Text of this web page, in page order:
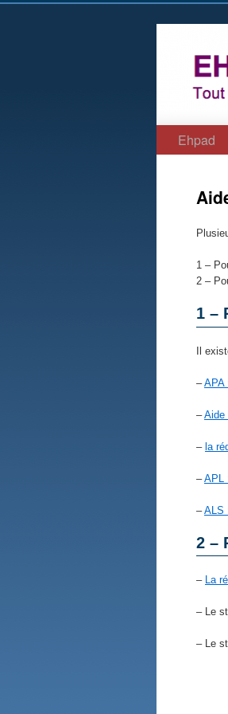
Ehpad
1 –
2 –
1 –
Il
–APA
–Aide
– la
–APL
–ALS
2 –
– La
– Le
– Le